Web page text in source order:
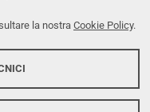
la nostra Cookie Policy.